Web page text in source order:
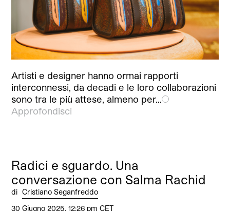
Artisti e designer hanno ormai rapporti
interconnessi, da decadi e le loro collaborazioni
sono tra le più attese, almeno per…
Approfondisci
Radici e sguardo. Una
conversazione con Salma Rachid
di Cristiano Seganfreddo
30 Giugno 2025, 12:26 pm CET